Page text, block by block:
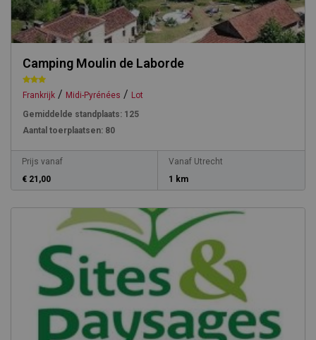
Camping Moulin de Laborde
Frankrijk / Midi-Pyrénées / Lot
Gemiddelde standplaats: 125
Aantal toerplaatsen: 80
Prijs vanaf
€ 21,00
Vanaf Utrecht
1 km